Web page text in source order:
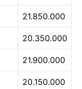
21.850.000
20.350.000
21.900.000
20.150.000